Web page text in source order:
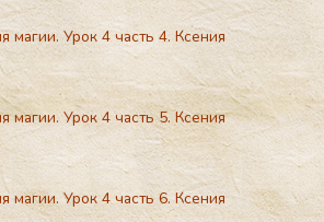
магии. Урок 4 часть 4. Ксения
магии. Урок 4 часть 5. Ксения
магии. Урок 4 часть 6. Ксения